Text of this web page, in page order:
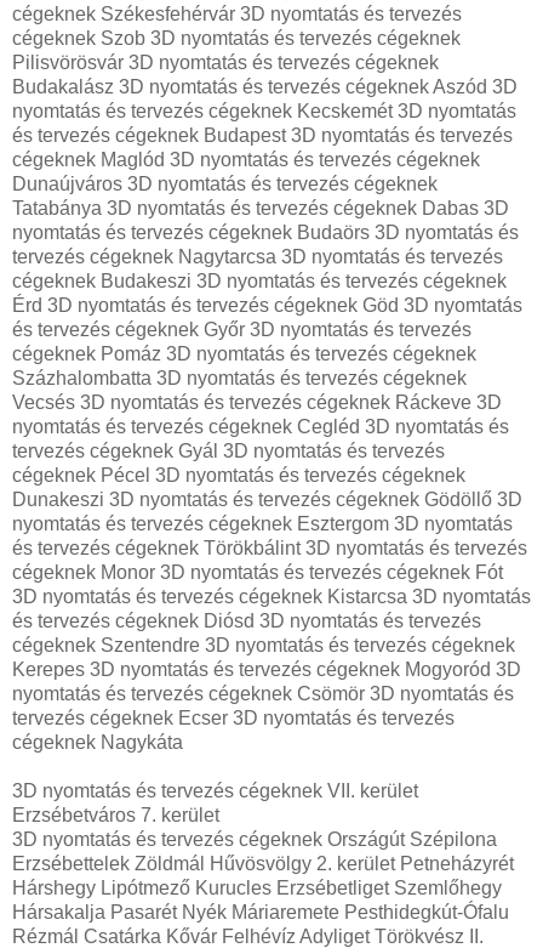
cégeknek Székesfehérvár 3D nyomtatás és tervezés
cégeknek Szob 3D nyomtatás és tervezés cégeknek
Pilisvörösvár 3D nyomtatás és tervezés cégeknek
Budakalász 3D nyomtatás és tervezés cégeknek Aszód 3D
nyomtatás és tervezés cégeknek Kecskemét 3D nyomtatás
és tervezés cégeknek Budapest 3D nyomtatás és tervezés
cégeknek Maglód 3D nyomtatás és tervezés cégeknek
Dunaújváros 3D nyomtatás és tervezés cégeknek
Tatabánya 3D nyomtatás és tervezés cégeknek Dabas 3D
nyomtatás és tervezés cégeknek Budaörs 3D nyomtatás és
tervezés cégeknek Nagytarcsa 3D nyomtatás és tervezés
cégeknek Budakeszi 3D nyomtatás és tervezés cégeknek
Érd 3D nyomtatás és tervezés cégeknek Göd 3D nyomtatás
és tervezés cégeknek Győr 3D nyomtatás és tervezés
cégeknek Pomáz 3D nyomtatás és tervezés cégeknek
Százhalombatta 3D nyomtatás és tervezés cégeknek
Vecsés 3D nyomtatás és tervezés cégeknek Ráckeve 3D
nyomtatás és tervezés cégeknek Cegléd 3D nyomtatás és
tervezés cégeknek Gyál 3D nyomtatás és tervezés
cégeknek Pécel 3D nyomtatás és tervezés cégeknek
Dunakeszi 3D nyomtatás és tervezés cégeknek Gödöllő 3D
nyomtatás és tervezés cégeknek Esztergom 3D nyomtatás
és tervezés cégeknek Törökbálint 3D nyomtatás és tervezés
cégeknek Monor 3D nyomtatás és tervezés cégeknek Fót
3D nyomtatás és tervezés cégeknek Kistarcsa 3D nyomtatás
és tervezés cégeknek Diósd 3D nyomtatás és tervezés
cégeknek Szentendre 3D nyomtatás és tervezés cégeknek
Kerepes 3D nyomtatás és tervezés cégeknek Mogyoród 3D
nyomtatás és tervezés cégeknek Csömör 3D nyomtatás és
tervezés cégeknek Ecser 3D nyomtatás és tervezés
cégeknek Nagykáta
3D nyomtatás és tervezés cégeknek VII. kerület
Erzsébetváros 7. kerület
3D nyomtatás és tervezés cégeknek Országút Szépilona
Erzsébettelek Zöldmál Hűvösvölgy 2. kerület Petneházyrét
Hárshegy Lipótmező Kurucles Erzsébetliget Szemlőhegy
Hársakalja Pasarét Nyék Máriaremete Pesthidegkút-Ófalu
Rézmál Csatárka Kővár Felhévíz Adyliget Törökvész II.